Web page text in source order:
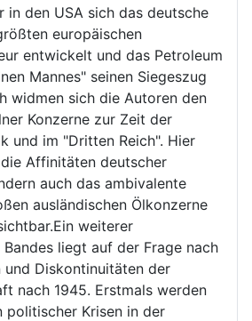
in den USA sich das deutsche
europäischen
entwickelt und das Petroleum
Mannes" seinen Siegeszug
widmen sich die Autoren den
Konzerne zur Zeit der
und im "Dritten Reich". Hier
Affinitäten deutscher
auch das ambivalente
ausländischen Ölkonzerne
weiterer
liegt auf der Frage nach
und Diskontinuitäten der
nach 1945. Erstmals werden
politischer Krisen in der